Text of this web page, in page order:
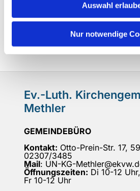
Auswahl
Nur notwendige
Ev.-Luth.
Methler
GEMEINDEBÜRO
Kontakt: Otto-Prein-Str. 17,
02307/3485
Mail: UN-KG-
Öffnungszeiten: Di 10-12
Fr 10-12 Uhr